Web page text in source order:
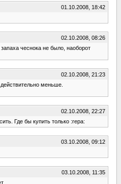
01.10.2008, 18:42
02.10.2008, 08:26
чеснока не было, наоборот
02.10.2008, 21:23
меньше.
02.10.2008, 22:27
Где бы купить только :repa:
03.10.2008, 09:12
03.10.2008, 11:35